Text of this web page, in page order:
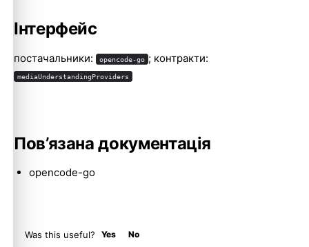
Інтерфейс
постачальники: opencode-go ; контракти:
mediaUnderstandingProviders
Пов’язана документація
opencode-go
Was this useful? Yes No